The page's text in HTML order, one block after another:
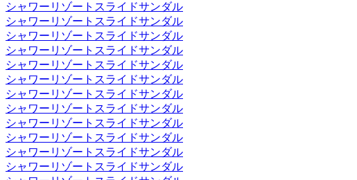
シャワーリゾートスライドサンダル
シャワーリゾートスライドサンダル
シャワーリゾートスライドサンダル
シャワーリゾートスライドサンダル
シャワーリゾートスライドサンダル
シャワーリゾートスライドサンダル
シャワーリゾートスライドサンダル
シャワーリゾートスライドサンダル
シャワーリゾートスライドサンダル
シャワーリゾートスライドサンダル
シャワーリゾートスライドサンダル
シャワーリゾートスライドサンダル